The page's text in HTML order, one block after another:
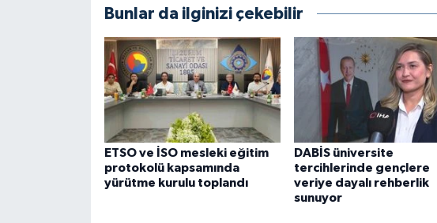
Bunlar da ilginizi çekebilir
ETSO ve İSO mesleki eğitim
protokolü kapsamında
yürütme kurulu toplandı
DABİS üniversite
tercihlerinde gençlere
veriye dayalı rehberlik
sunuyor